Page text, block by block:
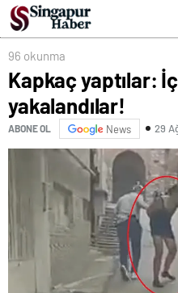
96 okunma
Kapkaç yaptılar:
yakalandılar!
ABONE OL News 29